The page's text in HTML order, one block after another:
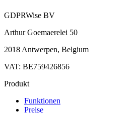
GDPRWise BV
Arthur Goemaerelei 50
2018 Antwerpen, Belgium
VAT: BE759426856
Produkt
Funktionen
Preise